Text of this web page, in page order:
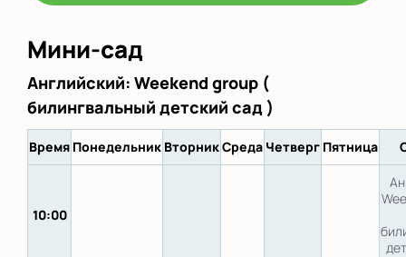
Мини-сад
Английский: Weekend group (
билингвальный детский сад )
Время Понедельник ВторникСреда Четверг Пятница
10:00